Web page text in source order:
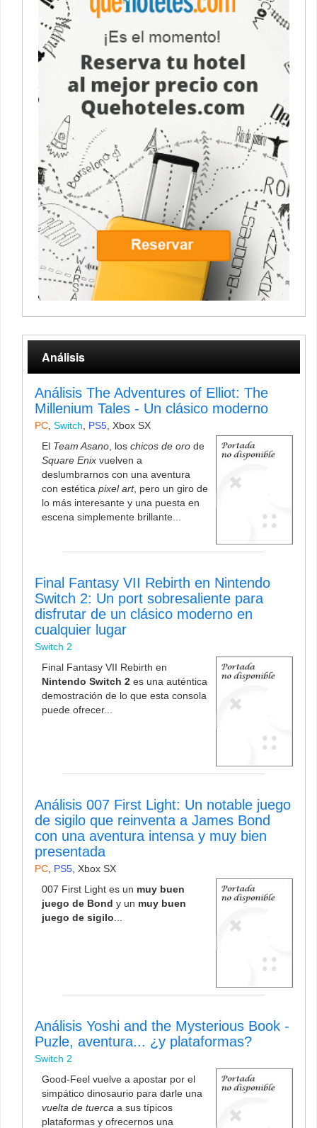
Análisis
Análisis The Adventures of Elliot: The
Millenium Tales - Un clásico moderno
PC Switch PS5 Xbox SX
El Team Asano , los chicos de oro de
Square Enix vuelven a
deslumbrarnos con una aventura
con estética pixel art, pero un giro de
lo más interesante y una puesta en
escena simplemente brillante...
Final Fantasy VII Rebirth en Nintendo
Switch 2: Un port sobresaliente para
disfrutar de un clásico moderno en
cualquier lugar
Switch 2
Final Fantasy VII Rebirth en
Nintendo Switch 2 es una auténtica
demostración de lo que esta consola
puede ofrecer...
Análisis 007 First Light: Un notable juego
de sigilo que reinventa a James Bond
con una aventura intensa y muy bien
presentada
PC PS5 Xbox SX
007 First Light es un muy buen
juego de Bond y un muy buen
juego de sigilo
Análisis Yoshi and the Mysterious Book -
Puzle, aventura... ¿y plataformas?
Switch 2
Good-Feel vuelve a apostar por el
simpático dinosaurio para darle una
vuelta de tuerca a sus típicos
plataformas y ofrecernos una